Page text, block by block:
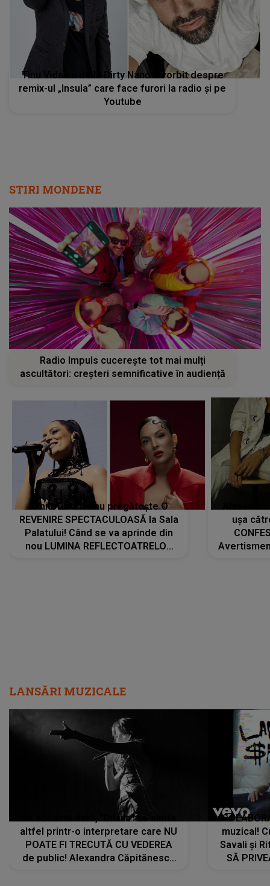
Tinu Vidaicu de la Dirty Nano a vorbit despre
remix-ul „Insula” care face furori la radio și pe
Youtube
STIRI MONDENE
Radio Impuls cucerește tot mai mulți
ascultători: creșteri semnificative în audiență
Tania Turtureanu pregătește O
REVENIRE SPECTACULOASĂ la Sala
Palatului! Când se va aprinde din
nou LUMINA REFLECTOATRELOR
ușa
LANSĂRI MUZICALE
De această dată, "Dilaila" se simte
altfel printr-o interpretare care NU
POATE FI TRECUTĂ CU VEDEREA
de public! Alexandra Căpitănescu
muzical!
Savali și
SĂ